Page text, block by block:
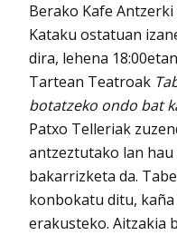
Berako Kafe
Kataku ostatuan
dira, lehena
Tartean Teatroak
botatzeko ondo bat
Patxo Telleriak
antzeztutako lan
bakarrizketa da.
konbokatu ditu,
erakusteko. Aitzakia